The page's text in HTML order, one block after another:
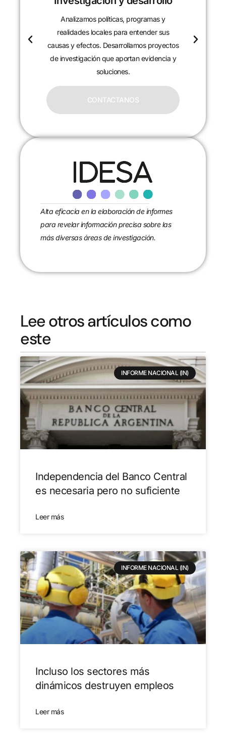
Analizamos políticas, programas y
realidades locales para entender sus
causas y efectos. Desarrollamos proyectos
de investigación que aportan evidencia y
soluciones.
CONTACTANOS
Alta eficacia en la elaboración de informes
para revelar información precisa sobre las
más diversas áreas de investigación.
Lee otros artículos como
este
INFORME NACIONAL (IN)
Independencia del Banco Central
es necesaria pero no suficiente
Leer más
INFORME NACIONAL (IN)
Incluso los sectores más
dinámicos destruyen empleos
Leer más